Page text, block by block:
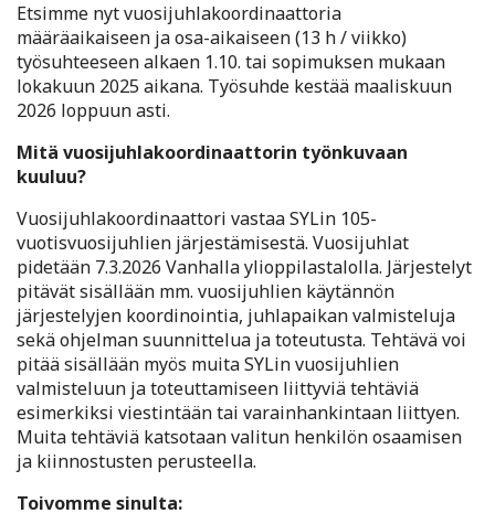
Etsimme nyt vuosijuhlakoordinaattoria
määräaikaiseen ja osa-aikaiseen (13 h / viikko)
työsuhteeseen alkaen 1.10. tai sopimuksen mukaan
lokakuun 2025 aikana. Työsuhde kestää maaliskuun
2026 loppuun asti.
Mitä vuosijuhlakoordinaattorin työnkuvaan
kuuluu?
Vuosijuhlakoordinaattori vastaa SYLin 105-
vuotisvuosijuhlien järjestämisestä. Vuosijuhlat
pidetään 7.3.2026 Vanhalla ylioppilastalolla. Järjestelyt
pitävät sisällään mm. vuosijuhlien käytännön
järjestelyjen koordinointia, juhlapaikan valmisteluja
sekä ohjelman suunnittelua ja toteutusta. Tehtävä voi
pitää sisällään myös muita SYLin vuosijuhlien
valmisteluun ja toteuttamiseen liittyviä tehtäviä
esimerkiksi viestintään tai varainhankintaan liittyen.
Muita tehtäviä katsotaan valitun henkilön osaamisen
ja kiinnostusten perusteella.
Toivomme sinulta: